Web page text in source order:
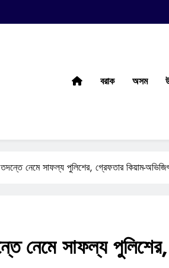
বরাক অসম
তদন্তে নেমে সাফল্য পুলিশের, গ্রেফতার কিয়াম-
নেমে সাফল্য